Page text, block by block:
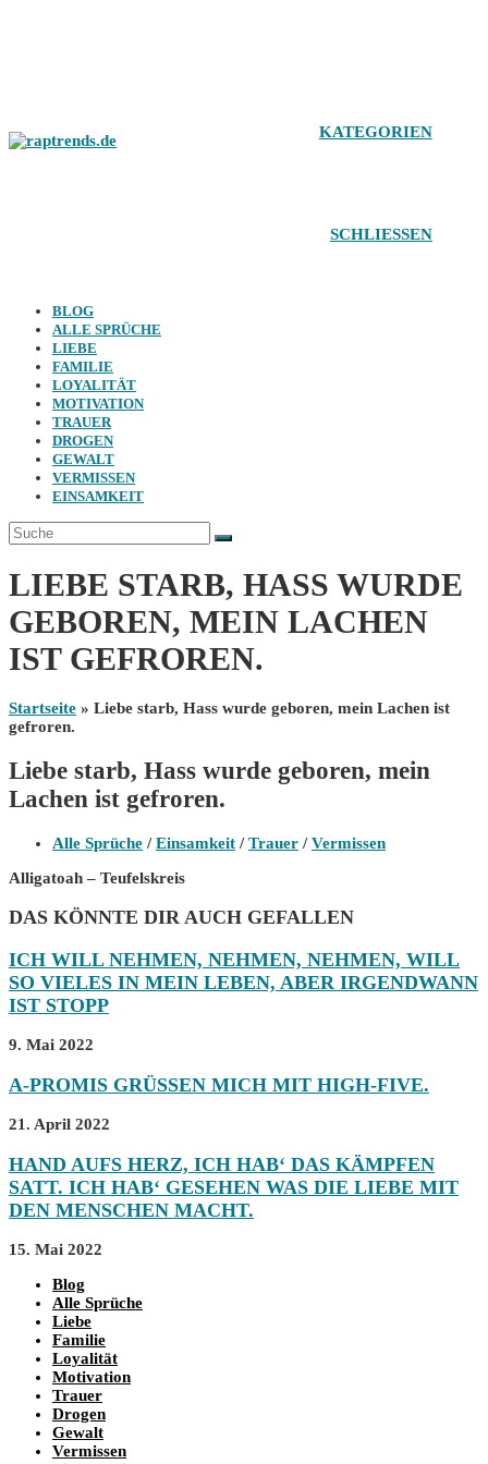
KATEGORIEN
SCHLIESSEN
BLOG
ALLE SPRÜCHE
LIEBE
FAMILIE
LOYALITÄT
MOTIVATION
TRAUER
DROGEN
GEWALT
VERMISSEN
EINSAMKEIT
LIEBE STARB, HASS WURDE
GEBOREN, MEIN LACHEN
IST GEFROREN.
Startseite » Liebe starb, Hass wurde geboren, mein Lachen ist
gefroren.
Liebe starb, Hass wurde geboren, mein
Lachen ist gefroren.
Beitrags-
Alle Sprüche / Einsamkeit / Trauer / Vermissen
Alligatoah – Teufelskreis
DAS KÖNNTE DIR AUCH GEFALLEN
ICH WILL NEHMEN, NEHMEN, NEHMEN, WILL
SO VIELES IN MEIN LEBEN, ABER IRGENDWANN
IST STOPP
9. Mai 2022
A-PROMIS GRÜSSEN MICH MIT HIGH-FIVE.
21. April 2022
HAND AUFS HERZ, ICH HAB‘ DAS KÄMPFEN
SATT. ICH HAB‘ GESEHEN WAS DIE LIEBE MIT
DEN MENSCHEN MACHT.
15. Mai 2022
Blog
Alle Sprüche
Liebe
Familie
Loyalität
Motivation
Trauer
Drogen
Gewalt
Vermissen